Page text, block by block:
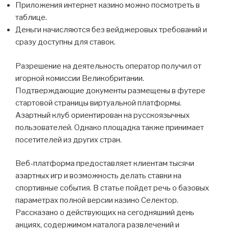
Приложения интернет казино можно посмотреть в
таблице.
Деньги начисляются без вейджеровых требований и
сразу доступны для ставок.
Разрешение на деятельность оператор получил от
игорной комиссии Великобритании.
Подтверждающие документы размещены в футере
стартовой страницы виртуальной платформы.
Азартный клуб ориентирован на русскоязычных
пользователей. Однако площадка также принимает
посетителей из других стран.
Веб-платформа предоставляет клиентам тысячи
азартных игр и возможность делать ставки на
спортивные события. В статье пойдет речь о базовых
параметрах полной версии казино Селектор.
Рассказано о действующих на сегодняшний день
акциях, содержимом каталога развлечений и